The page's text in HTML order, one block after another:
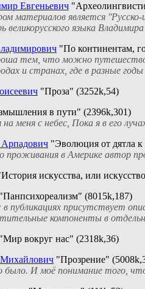
Евгеньевич
материалов является
великорусского языка
"По континентам,
тем, что можно
и странах, где в разные
"Проза" (3252k,54)
в пути" (2396k,301)
меня с небес, Пока я в его
"Эволюция от дятла
проживания в Америке автор
искусства, или
(8015k,187)
публикациях присутствует
компоненты в
"Мир вокруг нас" (2318k,36)
Михайлович "Прозрение"
было. И моё понимание того,